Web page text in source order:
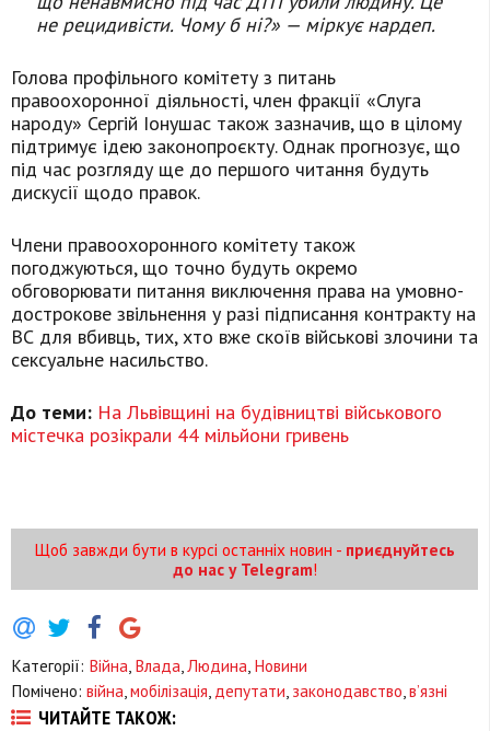
не рецидивісти. Чому б ні?» — міркує нардеп.
Голова профільного комітету з питань
правоохоронної діяльності, член фракції «Слуга
народу» Сергій Іонушас також зазначив, що в цілому
підтримує ідею законопроєкту. Однак прогнозує, що
під час розгляду ще до першого читання будуть
дискусії щодо правок.
Члени правоохоронного комітету також
погоджуються, що точно будуть окремо
обговорювати питання виключення права на умовно-
дострокове звільнення у разі підписання контракту на
ВС для вбивць, тих, хто вже скоїв військові злочини та
сексуальне насильство.
До теми: На Львівщині на будівництві військового
містечка розікрали 44 мільйони гривень
Щоб завжди бути в курсі останніх новин - приєднуйтесь
до нас у Telegram!
Категорії: Війна Влада Людина Новини
Помічено: війна мобілізація депутати законодавство в’язні
ЧИТАЙТЕ ТАКОЖ: